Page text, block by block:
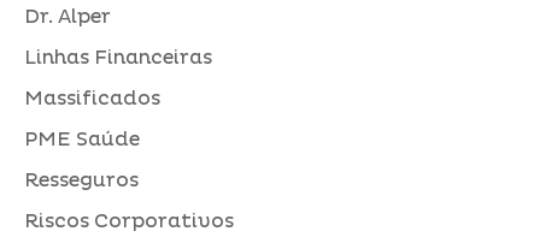
Dr. Alper
Linhas Financeiras
Massificados
PME Saúde
Resseguros
Riscos Corporativos